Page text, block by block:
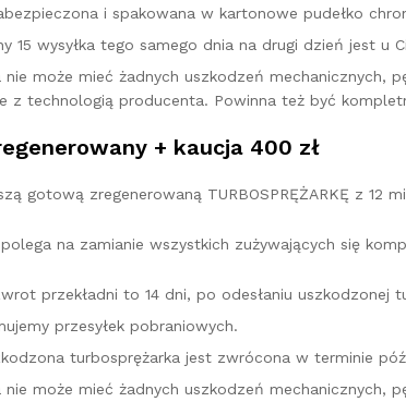
i spakowana w kartonowe pudełko
15 wysyłka tego samego dnia na drugi dzień jest u
nie może mieć żadnych uszkodzeń mechanicznych,
z technologią producenta. Powinna też być
+ kaucja 400 zł
gotową zregenerowaną TURBOSPRĘŻARKĘ z
polega na zamianie wszystkich zużywających się
przekładni to 14 dni, po odesłaniu
przesyłek pobraniowych.
turbosprężarka jest zwrócona w terminie
nie może mieć żadnych uszkodzeń mechanicznych,